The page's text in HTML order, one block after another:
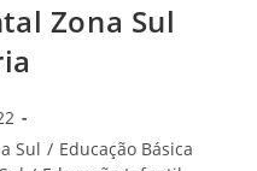
Zona Sul
Sul / Educação Básica